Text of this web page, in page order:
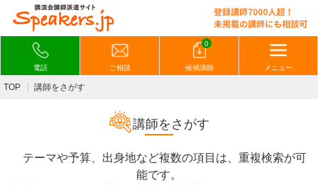
電話 ご相談
0
候補講師 メニュー
TOP 講師をさがす
講師をさがす
テーマや予算、出身地など複数の項目は、重複検索が可
能です。